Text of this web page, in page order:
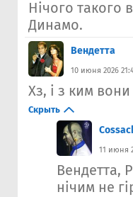
Нічого такого
Динамо.
Вендетта
10 июня 2026
Хз, і з ким
Скрыть
11 июня
Вендетта,
нічим не